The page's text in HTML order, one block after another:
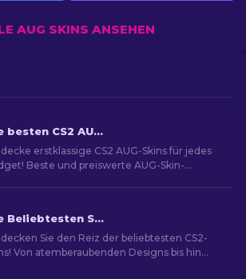
AUG SKINS ANSEHEN
Die besten CS2 AUG Skins in allen Preisklassen [2026]
erstklassige CS2 AUG-Skins für jedes
Beste und preiswerte AUG-Skin-
Die Beliebtesten Skins in CS2
Sie den Reiz der beliebtesten CS2-
Von atemberaubenden Designs bis hin